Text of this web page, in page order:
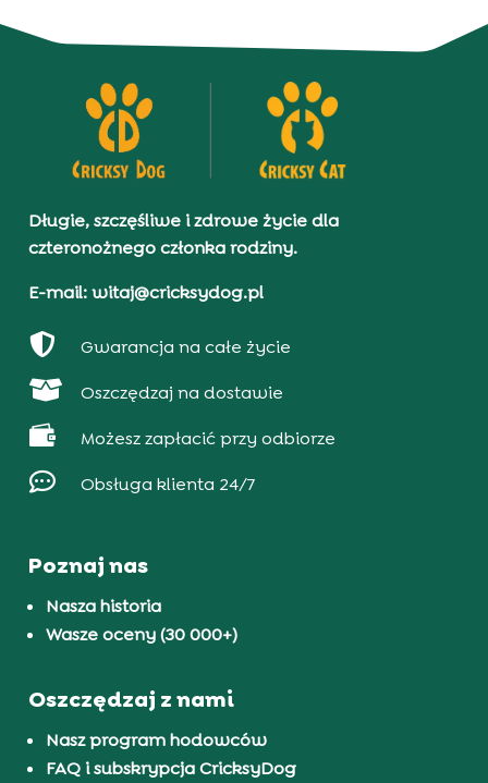
Długie, szczęśliwe i zdrowe życie dla
czteronożnego członka rodziny.
E-mail: witaj@cricksydog.pl
 Gwarancja na całe życie
 Oszczędzaj na dostawie
 Możesz zapłacić przy odbiorze
 Obsługa klienta 24/7
Poznaj nas
Nasza historia
Wasze oceny (30 000+)
Oszczędzaj z nami
Nasz program hodowców
FAQ i subskrypcja CricksyDog